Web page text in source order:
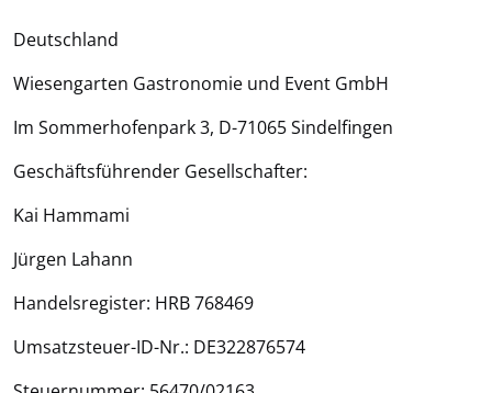
Deutschland
Wiesengarten Gastronomie und Event GmbH
Im Sommerhofenpark 3, D-71065 Sindelfingen
Geschäftsführender Gesellschafter:
Kai Hammami
Jürgen Lahann
Handelsregister: HRB 768469
Umsatzsteuer-ID-Nr.: DE322876574